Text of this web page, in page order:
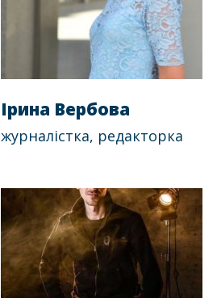
Ірина Вербова
журналістка, редакторка